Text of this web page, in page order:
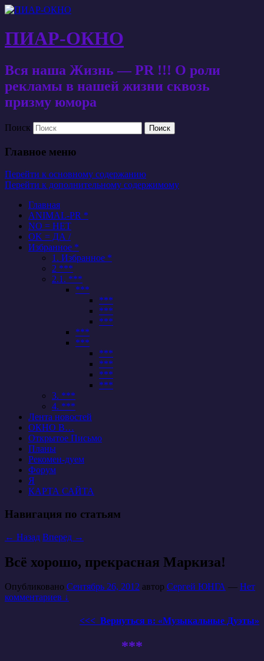
ПИАР-ОКНО
Вся наша Жизнь — PR !!! О роли
рекламы в нашей жизни сквозь
призму юмора
Поиск
Главное меню
Перейти к основному содержанию
Перейти к дополнительному содержимому
Главная
ANIMAL-PR *
NO = НЕТ
OK = ДА /
Избранное *
1. Избранное *
2 ***
2.1. ***
***
***
***
***
***
***
***
***
***
***
3. ***
4. ***
Лента новостей
ОКНО В…
Открытое Письмо
Планы
Рекомен-дуем
Форум
Я
КАРТА САЙТА
Навигация по статьям
← Назад Вперед →
Всё хорошо, прекрасная Маркиза!
Опубликовано Сентябрь 26, 2012 автор Сергей ЮНГА — Нет
комментариев ↓
<<< Вернуться в: «Музыкальные Дуэты»
***